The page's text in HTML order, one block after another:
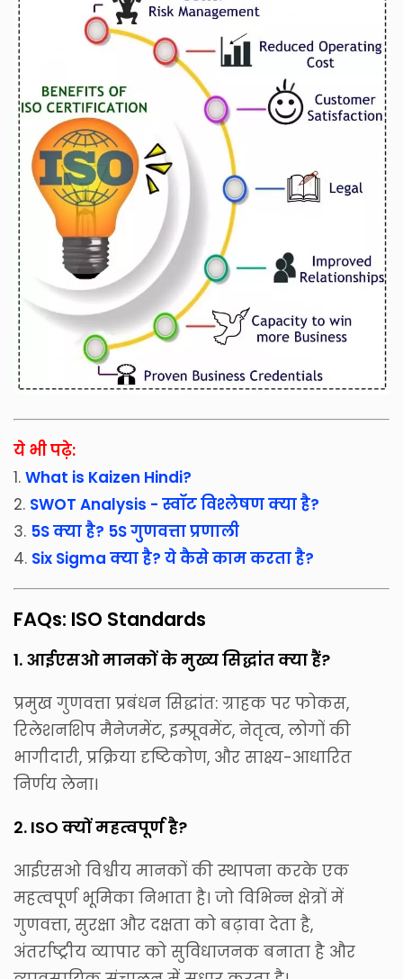
ये भी पढ़े:
1. What is Kaizen Hindi?
2. SWOT Analysis - स्वॉट विश्लेषण क्या है?
3. 5S क्या है? 5S गुणवत्ता प्रणाली
4. Six Sigma क्या है? ये कैसे काम करता है?
FAQs: ISO Standards
1. आईएसओ मानकों के मुख्य सिद्धांत क्या हैं?
प्रमुख गुणवत्ता प्रबंधन सिद्धांत: ग्राहक पर फोकस,
रिलेशनशिप मैनेजमेंट, इम्प्रूवमेंट, नेतृत्व, लोगों की
भागीदारी, प्रक्रिया दृष्टिकोण, और साक्ष्य-आधारित
निर्णय लेना।
2. ISO क्यों महत्वपूर्ण है?
आईएसओ विश्वीय मानकों की स्थापना करके एक
महत्वपूर्ण भूमिका निभाता है। जो विभिन्न क्षेत्रों में
गुणवत्ता, सुरक्षा और दक्षता को बढ़ावा देता है,
अंतर्राष्ट्रीय व्यापार को सुविधाजनक बनाता है और